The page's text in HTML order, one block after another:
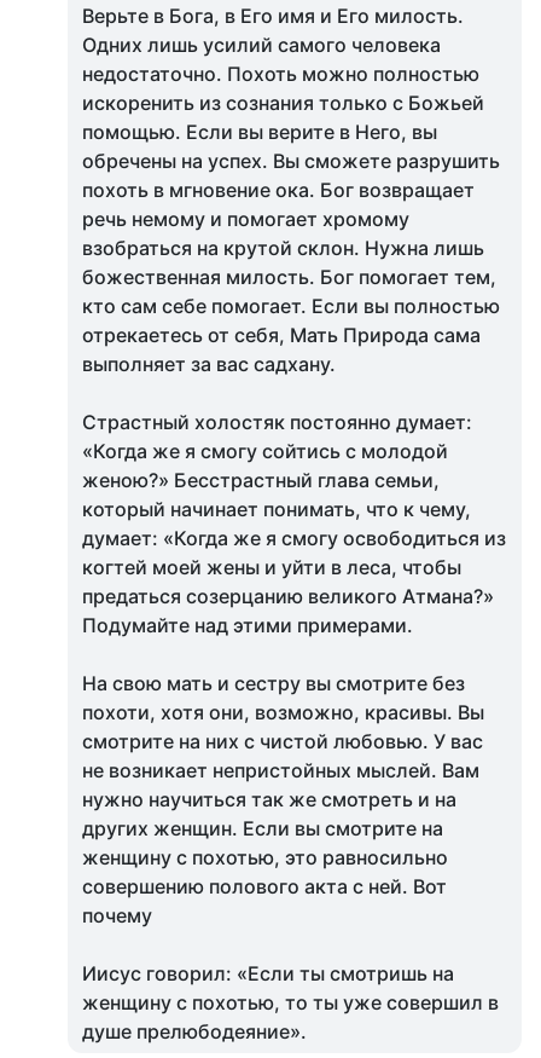
Верьте в Бога, в Его имя и Его милость.
Одних лишь усилий самого человека
недостаточно. Похоть можно полностью
искоренить из сознания только с Божьей
помощью. Если вы верите в Него, вы
обречены на успех. Вы сможете разрушить
похоть в мгновение ока. Бог возвращает
речь немому и помогает хромому
взобраться на крутой склон. Нужна лишь
божественная милость. Бог помогает тем,
кто сам себе помогает. Если вы полностью
отрекаетесь от себя, Мать Природа сама
выполняет за вас садхану.
Страстный холостяк постоянно думает:
«Когда же я смогу сойтись с молодой
женою?» Бесстрастный глава семьи,
который начинает понимать, что к чему,
думает: «Когда же я смогу освободиться из
когтей моей жены и уйти в леса, чтобы
предаться созерцанию великого Атмана?»
Подумайте над этими примерами.
На свою мать и сестру вы смотрите без
похоти, хотя они, возможно, красивы. Вы
смотрите на них с чистой любовью. У вас
не возникает непристойных мыслей. Вам
нужно научиться так же смотреть и на
других женщин. Если вы смотрите на
женщину с похотью, это равносильно
совершению полового акта с ней. Вот
почему
Иисус говорил: «Если ты смотришь на
женщину с похотью, то ты уже совершил в
душе прелюбодеяние».